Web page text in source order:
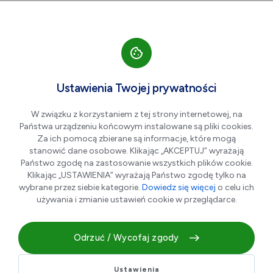
Dobry wieczór, dobry
Dramat
Ustawienia Twojej prywatności
W związku z korzystaniem z tej strony internetowej, na
Państwa urządzeniu końcowym instalowane są pliki cookies.
Za ich pomocą zbierane są informacje, które mogą
stanowić dane osobowe. Klikając „AKCEPTUJ” wyrażają
Państwo zgodę na zastosowanie wszystkich plików cookie.
Klikając „USTAWIENIA” wyrażają Państwo zgodę tylko na
wybrane przez siebie kategorie. Dowiedz się więcej o celu ich
używania i zmianie ustawień cookie w przeglądarce.
Odrzuć / Wycofaj zgody
Ustawienia